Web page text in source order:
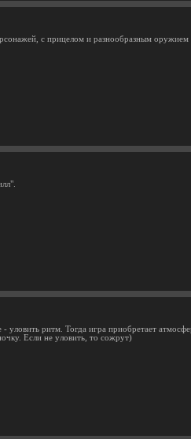
с прицелом и разнообразным
- уловить ритм. Тогда игра приобретает
Если не уловить, то сожрут)